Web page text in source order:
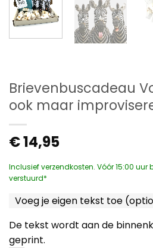
Brievenbuscadeau
ook maar
€14,95
Inclusief verzendkosten. Vóór 15:00 uur
verstuurd*
Voeg je eigen tekst toe
De tekst wordt aan de
geprint.